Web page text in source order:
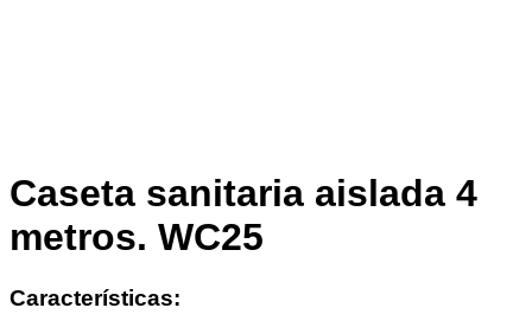
Caseta sanitaria aislada 4
metros. WC25
Características: